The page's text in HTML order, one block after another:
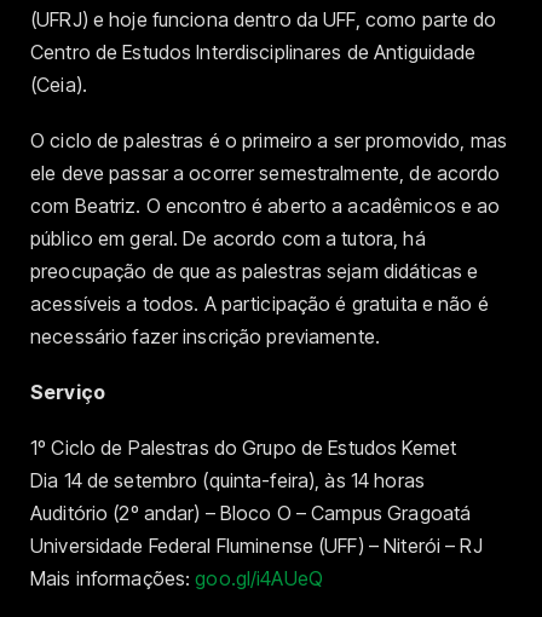
(UFRJ) e hoje funciona dentro da UFF, como parte do
Centro de Estudos Interdisciplinares de Antiguidade
(Ceia).
O ciclo de palestras é o primeiro a ser promovido, mas
ele deve passar a ocorrer semestralmente, de acordo
com Beatriz. O encontro é aberto a acadêmicos e ao
público em geral. De acordo com a tutora, há
preocupação de que as palestras sejam didáticas e
acessíveis a todos. A participação é gratuita e não é
necessário fazer inscrição previamente.
Serviço
1º Ciclo de Palestras do Grupo de Estudos Kemet
Dia 14 de setembro (quinta-feira), às 14 horas
Auditório (2º andar) – Bloco O – Campus Gragoatá
Universidade Federal Fluminense (UFF) – Niterói – RJ
Mais informações:goo.gl/i4AUeQ